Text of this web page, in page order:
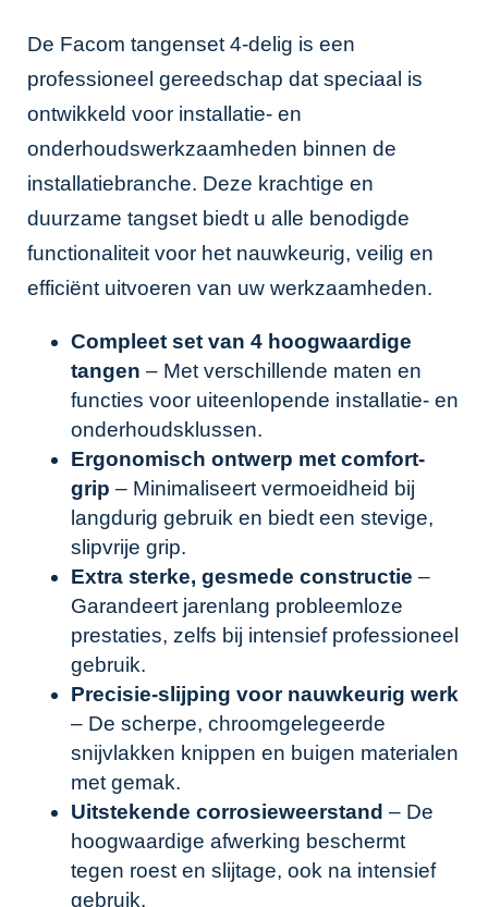
De Facom tangenset 4-delig is een
professioneel gereedschap dat speciaal is
ontwikkeld voor installatie- en
onderhoudswerkzaamheden binnen de
installatiebranche. Deze krachtige en
duurzame tangset biedt u alle benodigde
functionaliteit voor het nauwkeurig, veilig en
efficiënt uitvoeren van uw werkzaamheden.
Compleet set van 4 hoogwaardige
tangen – Met verschillende maten en
functies voor uiteenlopende installatie- en
onderhoudsklussen.
Ergonomisch ontwerp met comfort-
grip – Minimaliseert vermoeidheid bij
langdurig gebruik en biedt een stevige,
slipvrije grip.
Extra sterke, gesmede constructie –
Garandeert jarenlang probleemloze
prestaties, zelfs bij intensief professioneel
gebruik.
Precisie-slijping voor nauwkeurig werk
– De scherpe, chroomgelegeerde
snijvlakken knippen en buigen materialen
met gemak.
Uitstekende corrosieweerstand – De
hoogwaardige afwerking beschermt
tegen roest en slijtage, ook na intensief
gebruik.